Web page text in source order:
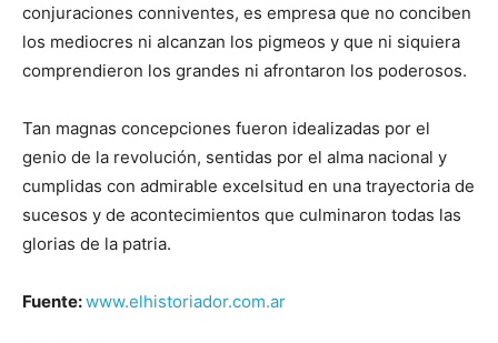
conjuraciones conniventes, es empresa que no conciben
los mediocres ni alcanzan los pigmeos y que ni siquiera
comprendieron los grandes ni afrontaron los poderosos.
Tan magnas concepciones fueron idealizadas por el
genio de la revolución, sentidas por el alma nacional y
cumplidas con admirable excelsitud en una trayectoria de
sucesos y de acontecimientos que culminaron todas las
glorias de la patria.
Fuente:www.elhistoriador.com.ar